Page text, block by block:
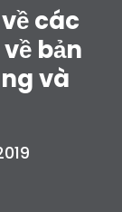
các
bản
và